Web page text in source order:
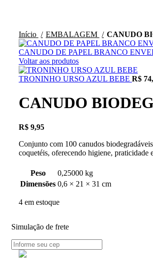
Início
EMBALAGEM CANUDO
CANUDO DE PAPEL BRANCO
Voltar aos produtos
TRONINHO URSO AZUL BEBE R$
CANUDO
R$ 9,95
Conjunto com 100 canudos
coquetéis, oferecendo higiene, praticidade
Peso
0,25000 kg
Dimensões 0,6 × 21 × 31 cm
4 em estoque
Simulação de frete